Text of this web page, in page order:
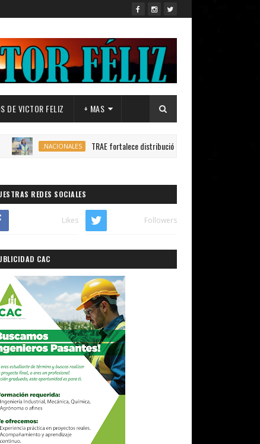
DE VICTOR FELIZ + MAS
.NACIONALES TRAE fortalece distribución de autobuses en todo el país para
REDES SOCIALES
Likes Followers
CAC